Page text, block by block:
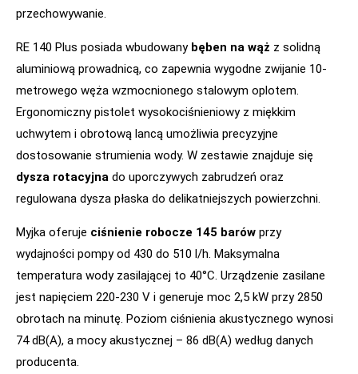
przechowywanie.
RE 140 Plus posiada wbudowany bęben na wąż z solidną
aluminiową prowadnicą, co zapewnia wygodne zwijanie 10-
metrowego węża wzmocnionego stalowym oplotem.
Ergonomiczny pistolet wysokociśnieniowy z miękkim
uchwytem i obrotową lancą umożliwia precyzyjne
dostosowanie strumienia wody. W zestawie znajduje się
dysza rotacyjna do uporczywych zabrudzeń oraz
regulowana dysza płaska do delikatniejszych powierzchni.
Myjka oferuje ciśnienie robocze 145 barów przy
wydajności pompy od 430 do 510 l/h. Maksymalna
temperatura wody zasilającej to 40°C. Urządzenie zasilane
jest napięciem 220-230 V i generuje moc 2,5 kW przy 2850
obrotach na minutę. Poziom ciśnienia akustycznego wynosi
74 dB(A), a mocy akustycznej – 86 dB(A) według danych
producenta.